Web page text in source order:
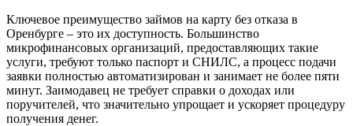
Ключевое преимущество займов на карту без отказа в
Оренбурге – это их доступность. Большинство
микрофинансовых организаций, предоставляющих такие
услуги, требуют только паспорт и СНИЛС, а процесс подачи
заявки полностью автоматизирован и занимает не более пяти
минут. Заимодавец не требует справки о доходах или
поручителей, что значительно упрощает и ускоряет процедуру
получения денег.